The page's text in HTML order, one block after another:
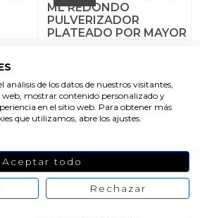
€ 304,36 € / Pack de 140
338,18 €
VER PRODUCTO
-10%
de los datos de nuestros visitantes,
mostrar contenido personalizado y
en el sitio web. Para obtener más
que utilizamos, abre los ajustes.
Aceptar todo
Rechazar